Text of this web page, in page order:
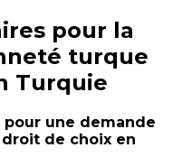
pour la
turque
Turquie
une demande
de choix en